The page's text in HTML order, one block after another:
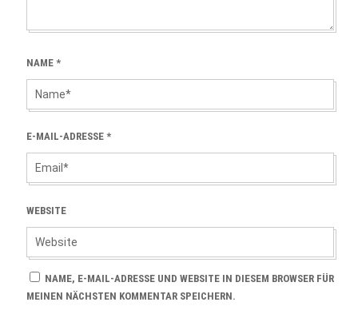
NAME *
E-MAIL-ADRESSE *
WEBSITE
NAME, E-MAIL-ADRESSE UND WEBSITE IN DIESEM BROWSER FÜR
MEINEN NÄCHSTEN KOMMENTAR SPEICHERN.